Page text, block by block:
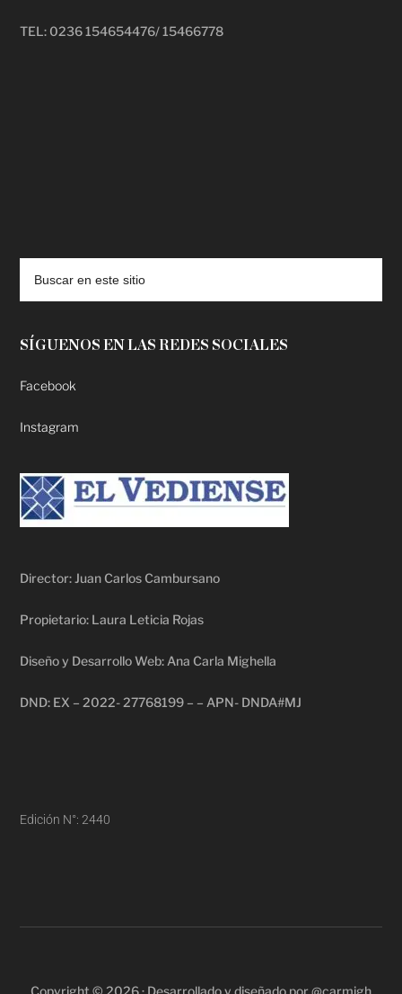
TEL: 0236 154654476/ 15466778
SÍGUENOS EN LAS REDES SOCIALES
Facebook
Instagram
Director: Juan Carlos Cambursano
Propietario: Laura Leticia Rojas
Diseño y Desarrollo Web: Ana Carla Mighella
DND: EX – 2022- 27768199 – – APN- DNDA#MJ
Edición N°: 2440
Copyright © 2026 · Desarrollado y diseñado por @carmigh